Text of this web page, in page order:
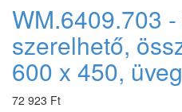
WM.6409.703
szerelhető,
600 x 450,
72 923 Ft